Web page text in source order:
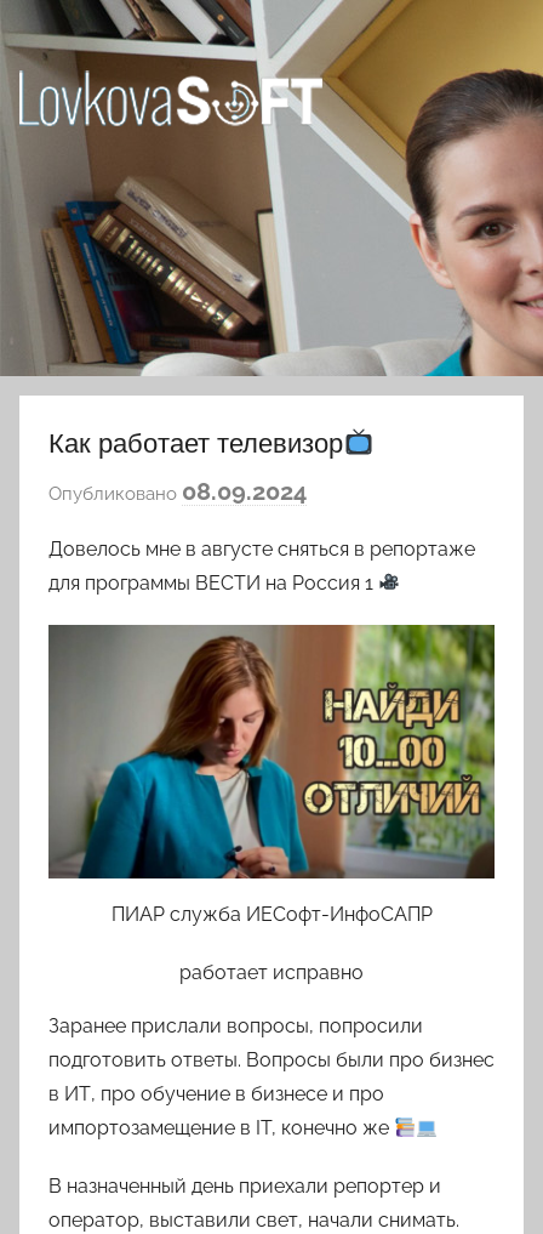
Перейти
к
содержимому
Ловкова
Елена
Юрьевна
Как работает телевизор
Опубликовано 08.09.2024
т
о
k
v
Довелось мне в августе сняться в репортаже
для программы ВЕСТИ на Россия 1
ПИАР служба ИЕСофт-ИнфоСАПР
работает исправно
Заранее прислали вопросы, попросили
подготовить ответы. Вопросы были про бизнес
в ИТ, про обучение в бизнесе и про
импортозамещение в IT, конечно же
В назначенный день приехали репортер и
оператор, выставили свет, начали снимать.